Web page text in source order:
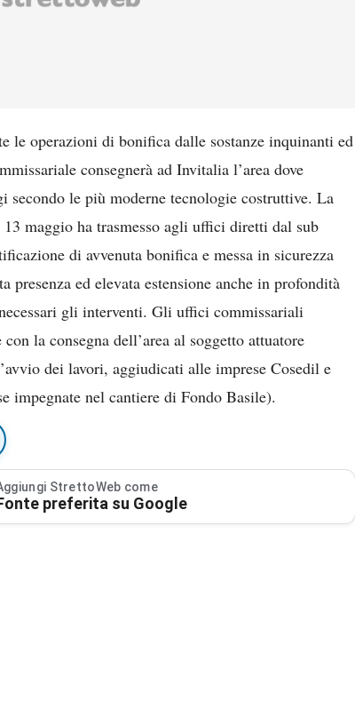
le operazioni di bonifica dalle sostanze inquinanti ed
consegnerà ad Invitalia l’area dove
secondo le più moderne tecnologie costruttive. La
maggio ha trasmesso agli uffici diretti dal sub
di avvenuta bonifica e messa in sicurezza
presenza ed elevata estensione anche in profondità
gli interventi. Gli uffici commissariali
la consegna dell’area al soggetto attuatore
dei lavori, aggiudicati alle imprese Cosedil e
impegnate nel cantiere di Fondo Basile).
StrettoWeb come
preferita su Google